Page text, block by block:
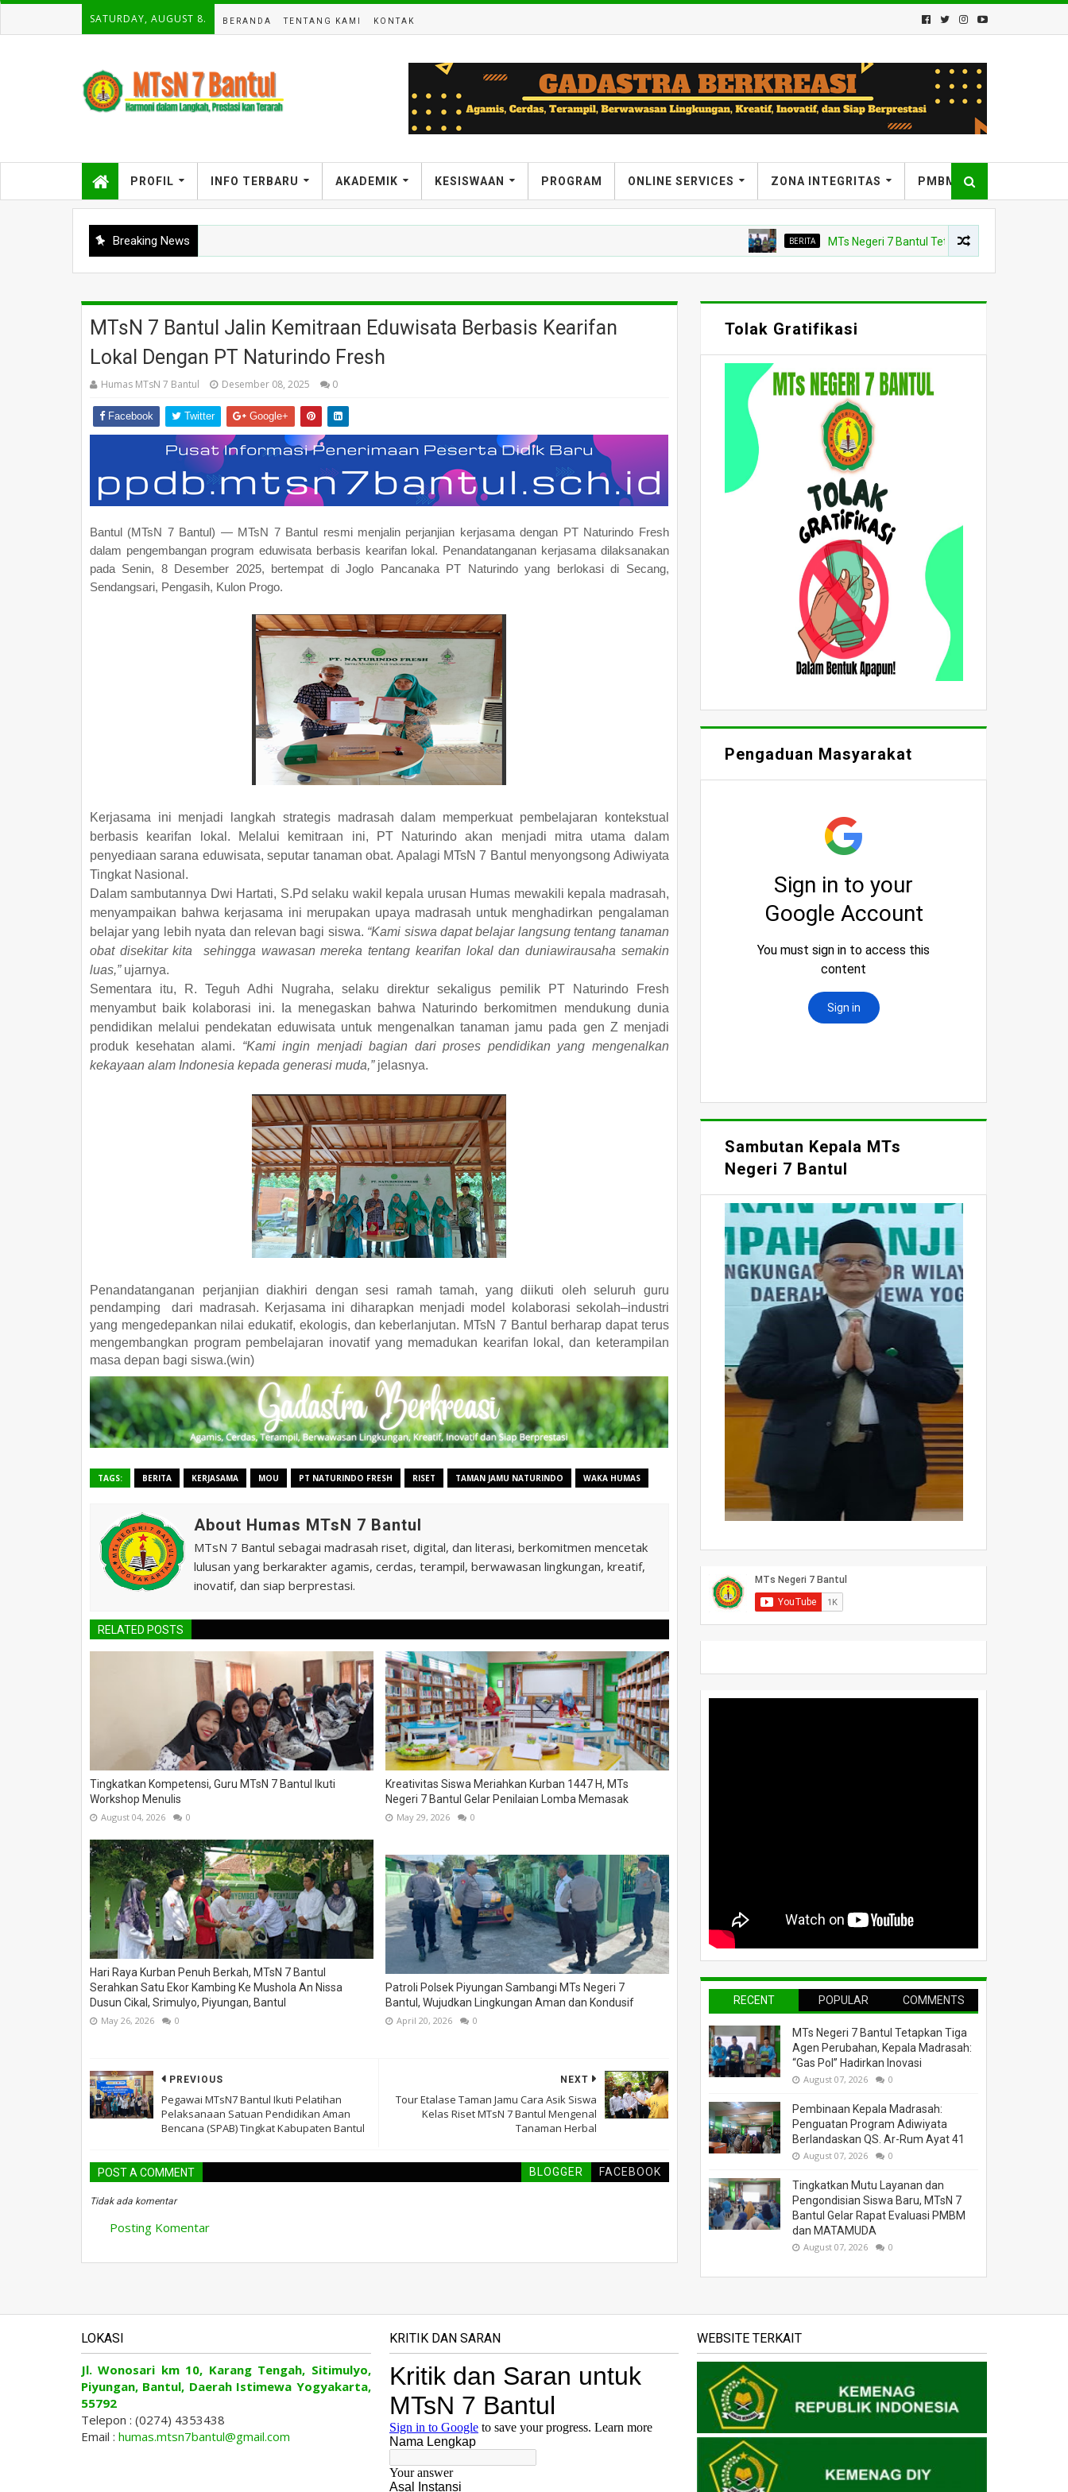
SATURDAY, AUGUST 8. BERANDA TENTANG KAMI KONTAK
PROFIL INFO TERBARU AKADEMIK KESISWAAN PROGRAM ONLINE SERVICES ZONA INTEGRITAS PMBM
Breaking News BERITA MTs Negeri 7 Bantul Tetapkan Tiga Agen Perubahan,
MTsN 7 Bantul Jalin Kemitraan Eduwisata Berbasis Kearifan
Lokal Dengan PT Naturindo Fresh
Humas MTsN 7 Bantul Desember 08, 2025 0
Facebook Twitter Google+
Bantul (MTsN 7 Bantul) — MTsN 7 Bantul resmi menjalin perjanjian kerjasama dengan PT Naturindo Fresh
dalam pengembangan program eduwisata berbasis kearifan lokal. Penandatanganan kerjasama dilaksanakan
pada Senin, 8 Desember 2025, bertempat di Joglo Pancanaka PT Naturindo yang berlokasi di Secang,
Sendangsari, Pengasih, Kulon Progo.
Kerjasama ini menjadi langkah strategis madrasah dalam memperkuat pembelajaran kontekstual
berbasis kearifan lokal. Melalui kemitraan ini, PT Naturindo akan menjadi mitra utama dalam
penyediaan sarana eduwisata, seputar tanaman obat. Apalagi MTsN 7 Bantul menyongsong Adiwiyata
Tingkat Nasional.
Dalam sambutannya Dwi Hartati, S.Pd selaku wakil kepala urusan Humas mewakili kepala madrasah,
menyampaikan bahwa kerjasama ini merupakan upaya madrasah untuk menghadirkan pengalaman
belajar yang lebih nyata dan relevan bagi siswa. “Kami siswa dapat belajar langsung tentang tanaman
obat disekitar kita sehingga wawasan mereka tentang kearifan lokal dan duniawirausaha semakin
luas,”ujarnya.
Sementara itu, R. Teguh Adhi Nugraha, selaku direktur sekaligus pemilik PT Naturindo Fresh
menyambut baik kolaborasi ini. Ia menegaskan bahwa Naturindo berkomitmen mendukung dunia
pendidikan melalui pendekatan eduwisata untuk mengenalkan tanaman jamu pada gen Z menjadi
produk kesehatan alami. “Kami ingin menjadi bagian dari proses pendidikan yang mengenalkan
kekayaan alam Indonesia kepada generasi muda,”jelasnya.
Penandatanganan perjanjian diakhiri dengan sesi ramah tamah, yang diikuti oleh seluruh guru
pendamping dari madrasah. Kerjasama ini diharapkan menjadi model kolaborasi sekolah–industri
yang mengedepankan nilai edukatif, ekologis, dan keberlanjutan. MTsN 7 Bantul berharap dapat terus
mengembangkan program pembelajaran inovatif yang memadukan kearifan lokal, dan keterampilan
masa depan bagi siswa.(win)
TAGS: BERITA KERJASAMA MOU PT NATURINDO FRESH RISET TAMAN JAMU NATURINDO WAKA HUMAS
About Humas MTsN 7 Bantul
MTsN 7 Bantul sebagai madrasah riset, digital, dan literasi, berkomitmen mencetak
lulusan yang berkarakter agamis, cerdas, terampil, berwawasan lingkungan, kreatif,
inovatif, dan siap berprestasi.
RELATED POSTS
Tingkatkan Kompetensi, Guru MTsN 7 Bantul Ikuti
Workshop Menulis
August 04, 2026 0
Kreativitas Siswa Meriahkan Kurban 1447 H, MTs
Negeri 7 Bantul Gelar Penilaian Lomba Memasak
May 29, 2026 0
Hari Raya Kurban Penuh Berkah, MTsN 7 Bantul
Serahkan Satu Ekor Kambing Ke Mushola An Nissa
Dusun Cikal, Srimulyo, Piyungan, Bantul
May 26, 2026 0
Patroli Polsek Piyungan Sambangi MTs Negeri 7
Bantul, Wujudkan Lingkungan Aman dan Kondusif
April 20, 2026 0
NEXT
Tour Etalase Taman Jamu Cara Asik Siswa
Kelas Riset MTsN 7 Bantul Mengenal
Tanaman Herbal
PREVIOUS
Pegawai MTsN7 Bantul Ikuti Pelatihan
Pelaksanaan Satuan Pendidikan Aman
Bencana (SPAB) Tingkat Kabupaten Bantul
POST A COMMENT BLOGGER FACEBOOK
Tidak ada komentar
Posting Komentar
Tolak Gratifikasi
Pengaduan Masyarakat
Sambutan Kepala MTs
Negeri 7 Bantul
RECENT POPULAR COMMENTS
MTs Negeri 7 Bantul Tetapkan Tiga
Agen Perubahan, Kepala Madrasah:
“Gas Pol” Hadirkan Inovasi
August 07, 2026 0
Pembinaan Kepala Madrasah:
Penguatan Program Adiwiyata
Berlandaskan QS. Ar-Rum Ayat 41
August 07, 2026 0
Tingkatkan Mutu Layanan dan
Pengondisian Siswa Baru, MTsN 7
Bantul Gelar Rapat Evaluasi PMBM
dan MATAMUDA
August 07, 2026 0
LOKASI
Jl. Wonosari km 10, Karang Tengah, Sitimulyo,
Piyungan, Bantul, Daerah Istimewa Yogyakarta,
55792
Telepon : (0274) 4353438
Email : humas.mtsn7bantul@gmail.com
KRITIK DAN SARAN WEBSITE TERKAIT